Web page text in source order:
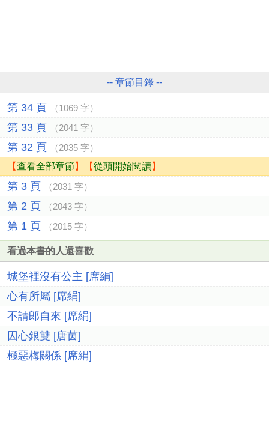
-- 章節目錄 --
第 34 頁 （1069 字）
第 33 頁 （2041 字）
第 32 頁 （2035 字）
【查看全部章節 】【從頭開始閱讀】
第 3 頁 （2031 字）
第 2 頁 （2043 字）
第 1 頁 （2015 字）
看過本書的人還喜歡
城堡裡沒有公主 [席絹]
心有所屬 [席絹]
不請郎自來 [席絹]
囚心銀雙 [唐茵]
極惡梅關係 [席絹]